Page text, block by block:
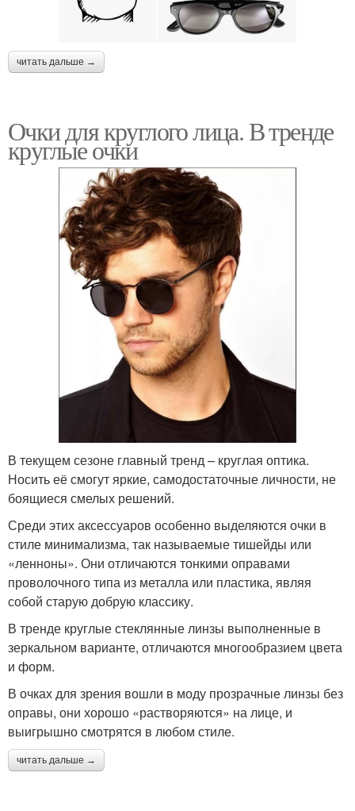
читать дальше →
Очки для круглого лица. В тренде
круглые очки
В текущем сезоне главный тренд – круглая оптика.
Носить её смогут яркие, самодостаточные личности, не
боящиеся смелых решений.
Среди этих аксессуаров особенно выделяются очки в
стиле минимализма, так называемые тишейды или
«ленноны». Они отличаются тонкими оправами
проволочного типа из металла или пластика, являя
собой старую добрую классику.
В тренде круглые стеклянные линзы выполненные в
зеркальном варианте, отличаются многообразием цвета
и форм.
В очках для зрения вошли в моду прозрачные линзы без
оправы, они хорошо «растворяются» на лице, и
выигрышно смотрятся в любом стиле.
читать дальше →